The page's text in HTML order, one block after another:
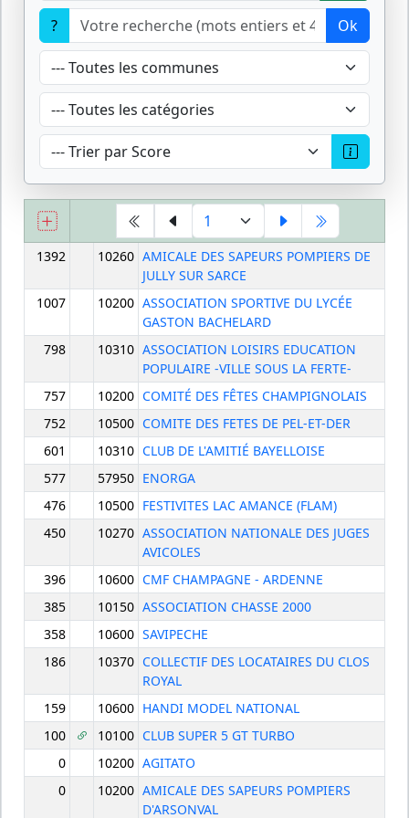
? Ok
1392 10260 AMICALE DES SAPEURS POMPIERS DE
JULLY SUR SARCE
1007
10200 ASSOCIATION SPORTIVE DU LYCÉE
GASTON BACHELARD
798
10310 ASSOCIATION LOISIRS EDUCATION
POPULAIRE -VILLE SOUS LA FERTE-
757
10200 COMITÉ DES FÊTES CHAMPIGNOLAIS
752
10500 COMITE DES FETES DE PEL-ET-DER
601
10310 CLUB DE L'AMITIÉ BAYELLOISE
577
57950 ENORGA
476
10500 FESTIVITES LAC AMANCE (FLAM)
450
10270 ASSOCIATION NATIONALE DES JUGES
AVICOLES
396
10600 CMF CHAMPAGNE - ARDENNE
385
10150 ASSOCIATION CHASSE 2000
358
10600 SAVIPECHE
186
10370 COLLECTIF DES LOCATAIRES DU CLOS
ROYAL
159
10600 HANDI MODEL NATIONAL
100
10100 CLUB SUPER 5 GT TURBO
0
10200 AGITATO
0
10200 AMICALE DES SAPEURS POMPIERS
D'ARSONVAL